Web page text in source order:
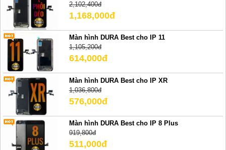
2,102,400đ
1,168,000đ
Màn hình DURA Best cho IP 11
1,105,200đ
614,000đ
Màn hình DURA Best cho IP XR
1,036,800đ
576,000đ
Màn hình DURA Best cho IP 8 Plus
919,800đ
511,000đ